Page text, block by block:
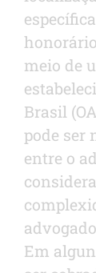
meio de
Brasil
pode ser
entre o
Em